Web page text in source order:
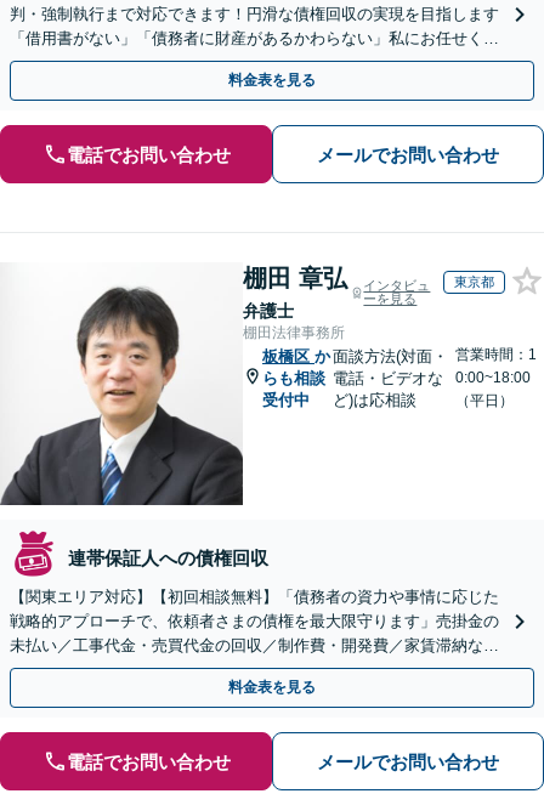
判・強制執行まで対応できます！円滑な債権回収の実現を目指します
「借用書がない」「債務者に財産があるかわらない」私にお任せくだ
さい！【分割払いあり】【休日・夜間相談可】
料金表を見る
電話でお問い合わせ メールでお問い合わせ
棚田 章弘
弁護士
インタビュ
ーを見る
東京都
棚田法律事務所
板橋区 か
らも相談
受付中
面談方法(対面・
電話・ビデオな
ど)は応相談
営業時間：1
0:00~18:00
（平日）
連帯保証人への債権回収
【関東エリア対応】【初回相談無料】「債務者の資力や事情に応じた
戦略的アプローチで、依頼者さまの債権を最大限守ります」売掛金の
未払い／工事代金・売買代金の回収／制作費・開発費／家賃滞納な
ど、事業活動で発生するあらゆる債権回収に実績あり
料金表を見る
電話でお問い合わせ メールでお問い合わせ